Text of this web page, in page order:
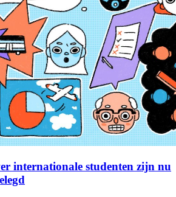
internationale studenten zijn nu